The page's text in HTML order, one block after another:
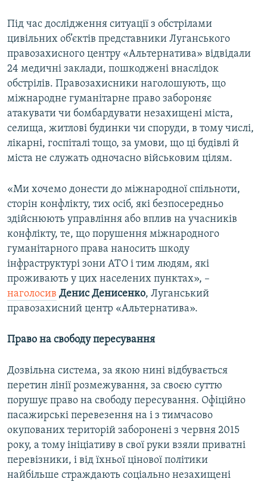
Під час дослідження ситуації з обстрілами
цивільних об’єктів представники Луганського
правозахисного центру «Альтернатива» відвідали
24 медичні заклади, пошкоджені внаслідок
обстрілів. Правозахисники наголошують, що
міжнародне гуманітарне право забороняє
атакувати чи бомбардувати незахищені міста,
селища, житлові будинки чи споруди, в тому числі,
лікарні, госпіталі тощо, за умови, що ці будівлі й
міста не служать одночасно військовим цілям.
«Ми хочемо донести до міжнародної спільноти,
сторін конфлікту, тих осіб, які безпосередньо
здійснюють управління або вплив на учасників
конфлікту, те, що порушення міжнародного
гуманітарного права наносить шкоду
інфраструктурі зони АТО і тим людям, які
проживають у цих населених пунктах», –
наголосив Денис Денисенко, Луганський
правозахисний центр «Альтернатива».
Право на свободу пересування
Дозвільна система, за якою нині відбувається
перетин лінії розмежування, за своєю суттю
порушує право на свободу пересування. Офіційно
пасажирські перевезення на і з тимчасово
окупованих територій заборонені з червня 2015
року, а тому ініціативу в свої руки взяли приватні
перевізники, і від їхньої цінової політики
найбільше страждають соціально незахищені